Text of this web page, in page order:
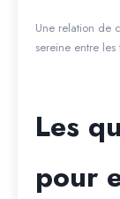
Une relation de
sereine entre
Les
pour